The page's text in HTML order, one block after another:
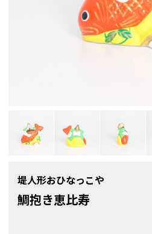
堤人形おひなっこや
鯛抱き恵比寿